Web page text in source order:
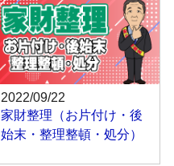
2022/09/22
家財整理（お片付け・後
始末・整理整頓・処分）